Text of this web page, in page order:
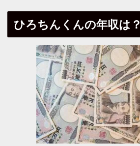
ひろちんくんの年収は？